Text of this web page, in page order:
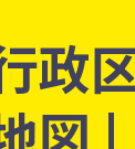
政